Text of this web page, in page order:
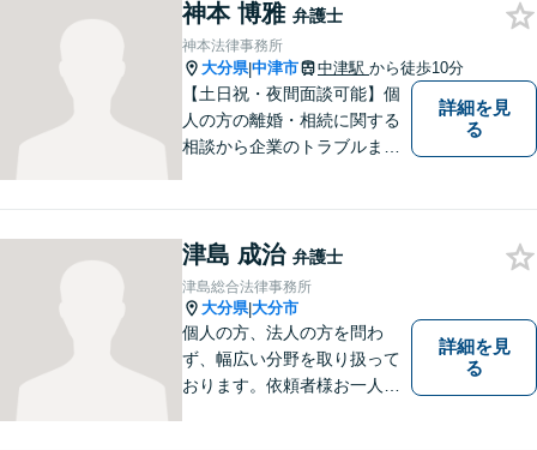
神本 博雅 弁護士
神本法律事務所
大分県|中津市 中津駅 から徒歩10分
【土日祝・夜間面談可能】個
人の方の離婚・相続に関する
相談から企業のトラブルまで
詳細を見
る
津島 成治 弁護士
津島総合法律事務所
大分県|大分市
個人の方、法人の方を問わ
ず、幅広い分野を取り扱って
おります。依頼者様お一人お
詳細を見
る